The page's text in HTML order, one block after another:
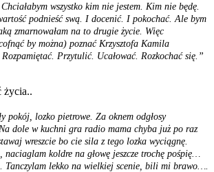
wszystko kim nie jestem. Kim nie będę.
podnieść swą. I docenić. I pokochać. Ale bym
zmarnowałam na to drugie życie. Więc
by można) poznać Krzysztofa Kamila
Przytulić. Ucałować. Rozkochać się.”
życia..
pokój, lozko pietrowe. Za oknem odgłosy
dole w kuchni gra radio mama chyba już po raz
wreszcie bo cie sila z tego lozka wyciągnę.
koldre na głowę jeszcze trochę pośpię…
Tanczylam lekko na wielkiej scenie, bili mi brawo….